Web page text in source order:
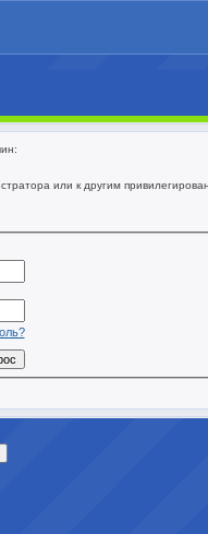
или к другим